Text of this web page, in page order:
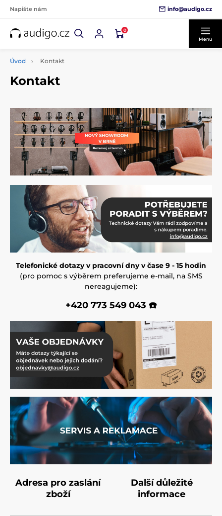
Napište nám info@audigo.cz
0
Menu
Úvod Kontakt
Kontakt
Telefonické dotazy v pracovní dny v čase 9 - 15 hodin
(pro pomoc s výběrem preferujeme e-mail, na SMS
nereagujeme):
+420 773 549 043 ☎️
Adresa pro zaslání
zboží
Další důležité
informace